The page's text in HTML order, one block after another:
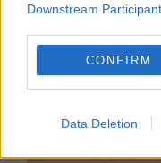
Downstream
CONFIRM
Data Deletion